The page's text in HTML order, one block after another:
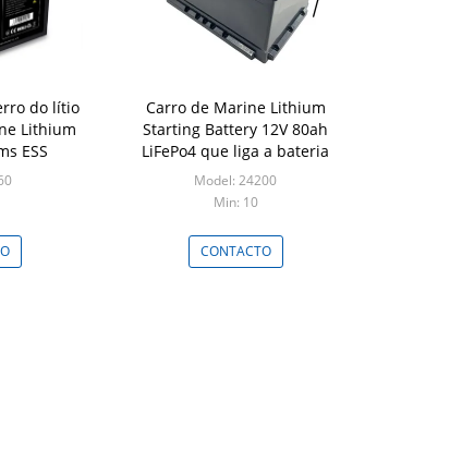
do lítio
Lithium
ESS
Carro de Marine Lithium
Starting Battery 12V 80ah
LiFePo4 que liga a bateria
Model: 24200
Min: 10
CONTACTO